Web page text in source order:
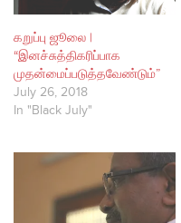
கறுப்பு ஜூலை |
“இனச்சுத்திகரிப்பாக
முதன்மைப்படுத்தவேண்டும்”
July 26, 2018
In "Black July"